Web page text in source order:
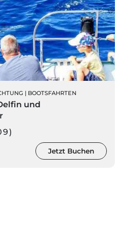
| BOOTSFAHRTEN
und
Jetzt Buchen